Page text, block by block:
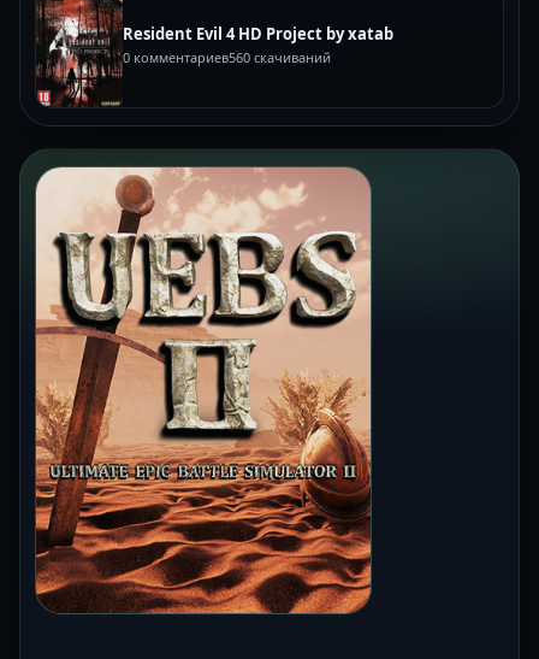
Resident Evil 4 HD Project by xatab
0 комментариев560 скачиваний